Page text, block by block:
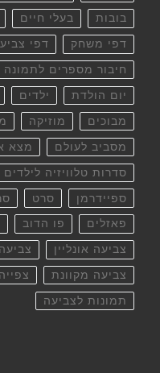
בובות בעלי חיים
דפי משחק דפי
חיבור מספרים לתמונה
יום הולדת ילדים
מבוכים מוזיקה
מסביב לעולם מצא
סדרות טלוויזיה לילדים
ספיידרמן סרט
פאזלים פו הדוב
צביעה אונליין
צביעה מקוונת
תמונות לצביעה